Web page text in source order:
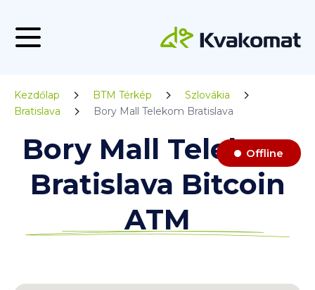
Kezdőlap BTM Térkép
Szlovákia
Bratislava
Bory Mall Telekom Bratislava
Bory Mall Telekom
Bratislava Bitcoin
ATM
Offline